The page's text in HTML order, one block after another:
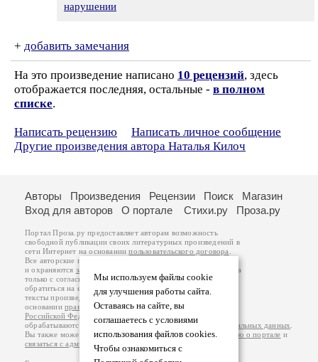
нарушении
+ добавить замечания
На это произведение написано 10 рецензий, здесь
отображается последняя, остальные - в полном
списке.
Написать рецензию
Написать личное сообщение
Другие произведения автора Наталья Килоч
Мы используем файлы cookie
для улучшения работы сайта.
Оставаясь на сайте, вы
соглашаетесь с условиями
использования файлов cookies.
Чтобы ознакомиться с
Авторы Произведения Рецензии Поиск
Магазин
Вход для авторов
О портале Стихи.ру Проза.ру
Портал Проза.ру предоставляет авторам возможность
свободной публикации своих литературных произведений в
сети Интернет на основаниипользовательского договора
Все авторские права на произведения принадлежат авторам
и охраняются законом
. Перепечатка произведений возможна
только с согласия его автора, к которому вы можете
обратиться на его авторской странице. Ответственность за
тексты произведений авторы несут самостоятельно на
основанииправил публикацииизаконодательства
Российской Федерации
обрабатываются на основанииПолитики обработки персональных данных
Вы также можете посмотреть более подробнуюинформацию о портале и
связаться с администрацией